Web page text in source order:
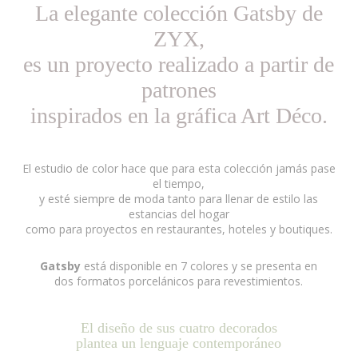
La elegante colección Gatsby de
ZYX,
es un proyecto realizado a partir de
patrones
inspirados en la gráfica Art Déco.
El estudio de color hace que para esta colección jamás pase
el tiempo,
y esté siempre de moda tanto para llenar de estilo las
estancias del hogar
como para proyectos en restaurantes, hoteles y boutiques.
Gatsby está disponible en 7 colores y se presenta en
dos formatos porcelánicos para revestimientos.
El diseño de sus cuatro decorados
plantea un lenguaje contemporáneo